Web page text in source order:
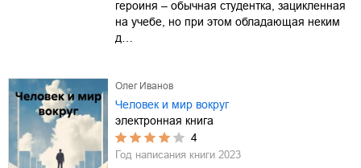
героиня – обычная студентка, зацикленная
на учебе, но при этом обладающая неким
д…
Олег Иванов
Человек и мир вокруг
электронная книга
4
Год написания книги 2023